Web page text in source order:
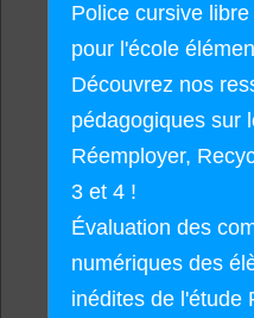
Police cursive
pour l'école
Découvrez nos
pédagogiques sur
Réemployer,
3 et 4 !
Évaluation des
numériques des
inédites de l'étude